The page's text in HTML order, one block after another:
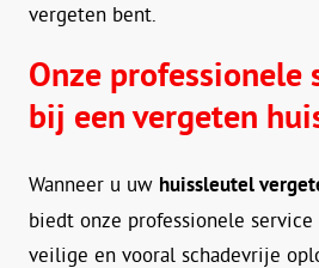
vergeten bent.
Onze professionele
bij een vergeten
Wanneer u uw huissleutel
biedt onze professionele service
veilige en vooral schadevrije